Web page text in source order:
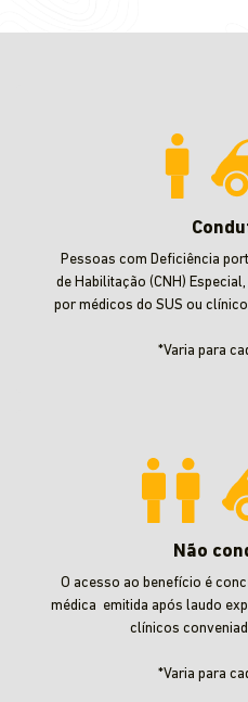
Pessoas com Deficiência
de Habilitação (CNH)
por médicos do SUS ou
*Varia para
Não
O acesso ao benefício é
médica emitida após laudo
clínicos
*Varia para